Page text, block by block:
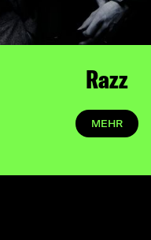
Razz
MEHR